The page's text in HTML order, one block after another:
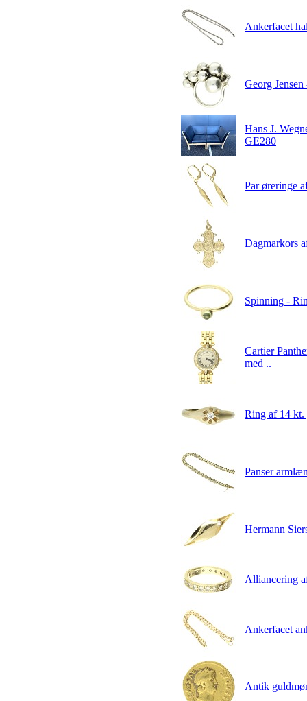
Ankerfacet
Georg
Hans J.
GE280
Par øreringe
Dagmarkors
Spinning -
Cartier
med ..
Ring af 14 kt.
Panser
Hermann
Alliancering
Ankerfacet
Antik